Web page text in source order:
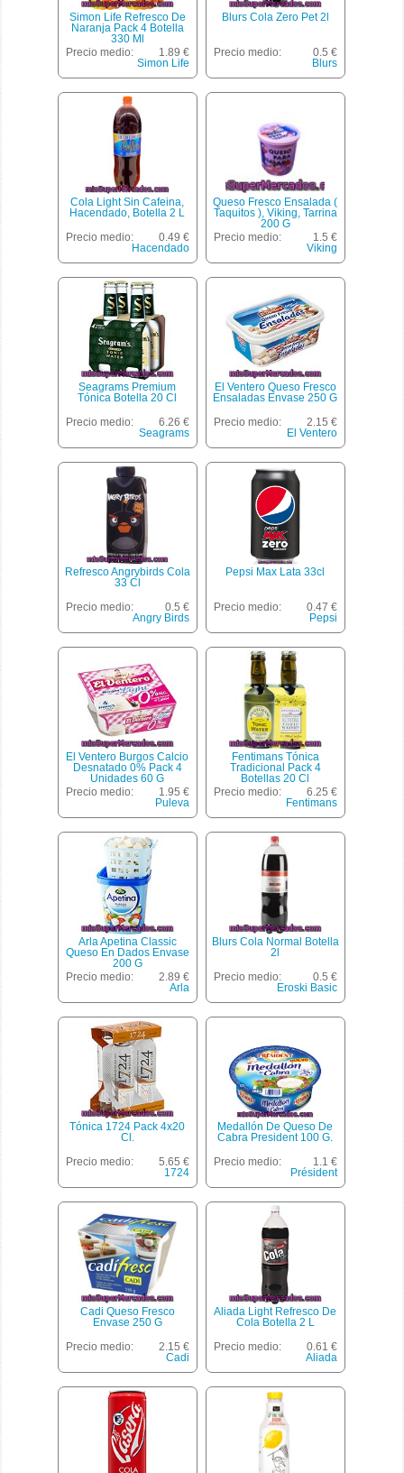
Simon Life Refresco De
Naranja Pack 4 Botella
330 Ml
Precio medio:
1.89 €
Simon Life
Blurs Cola Zero Pet 2l
Precio medio:
0.5 €
Blurs
Cola Light Sin Cafeina,
Hacendado, Botella 2 L
Precio medio:
0.49 €
Hacendado
Queso Fresco Ensalada (
Taquitos ), Viking, Tarrina
200 G
Precio medio:
1.5 €
Viking
Seagrams Premium
Tónica Botella 20 Cl
Precio medio:
6.26 €
Seagrams
El Ventero Queso Fresco
Ensaladas Envase 250 G
Precio medio:
2.15 €
El Ventero
Refresco Angrybirds Cola
33 Cl
Precio medio:
0.5 €
Angry Birds
Pepsi Max Lata 33cl
Precio medio:
0.47 €
Pepsi
El Ventero Burgos Calcio
Desnatado 0% Pack 4
Unidades 60 G
Precio medio:
1.95 €
Puleva
Fentimans Tónica
Tradicional Pack 4
Botellas 20 Cl
Precio medio:
6.25 €
Fentimans
Arla Apetina Classic
Queso En Dados Envase
200 G
Precio medio:
2.89 €
Arla
Blurs Cola Normal Botella
2l
Precio medio:
0.5 €
Eroski Basic
Tónica 1724 Pack 4x20
Cl.
Precio medio:
5.65 €
1724
Medallón De Queso De
Cabra President 100 G.
Precio medio:
1.1 €
Président
Cadi Queso Fresco
Envase 250 G
Precio medio:
2.15 €
Cadi
Aliada Light Refresco De
Cola Botella 2 L
Precio medio:
0.61 €
Aliada